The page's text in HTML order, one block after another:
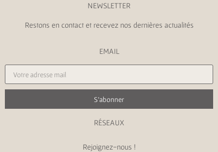
NEWSLETTER
Restons en contact et recevez nos dernières actualités
EMAIL
S'abonner
RÉSEAUX
Rejoignez-nous !